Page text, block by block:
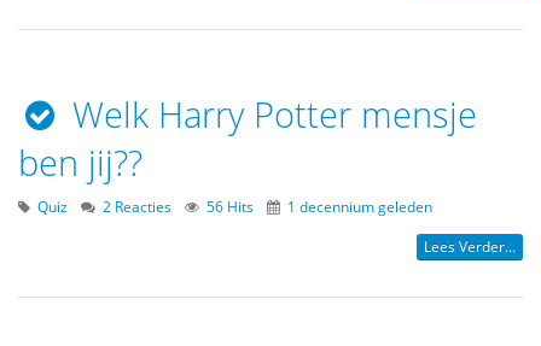
Welk Harry Potter mensje
ben jij??
Quiz 2 Reacties 56 Hits 1 decennium geleden
Lees Verder...